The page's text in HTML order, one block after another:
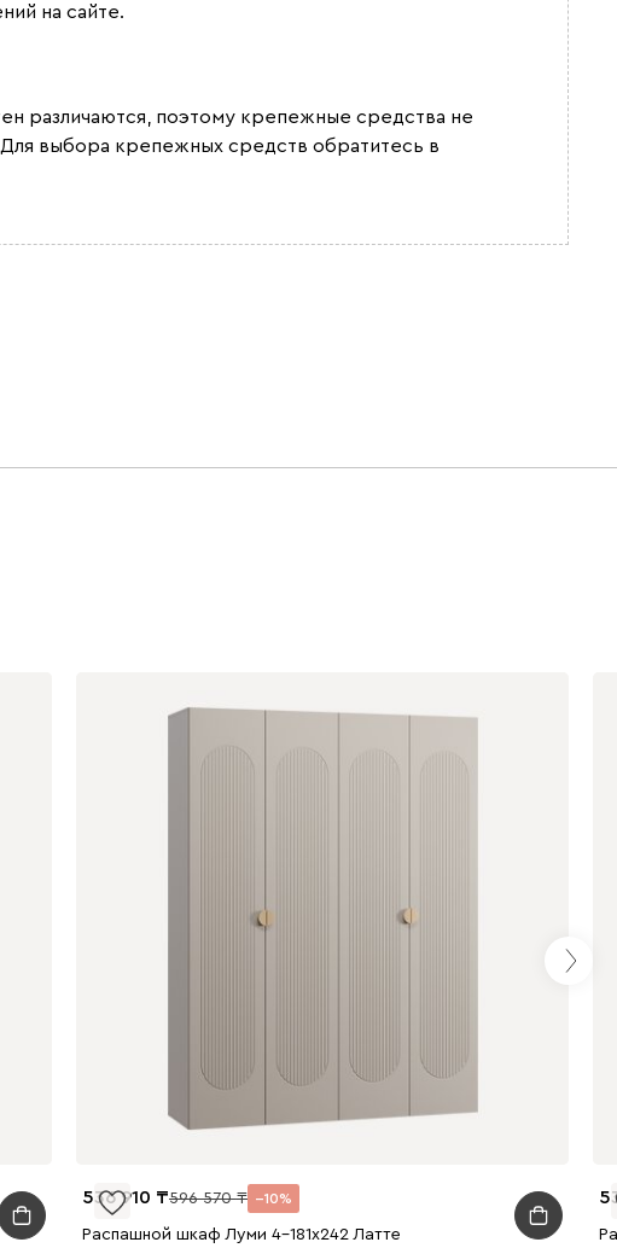
на сайте.
различаются, поэтому крепежные средства не
выбора крепежных средств обратитесь в
536 910 596 570 10
Распашной шкаф Луми 4-181x242 Латте